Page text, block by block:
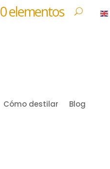
0 elementos
Cómo destilar Blog